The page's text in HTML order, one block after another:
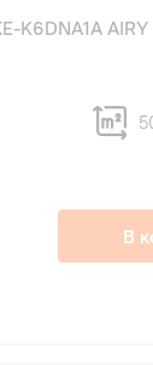
K6DNA1A
В